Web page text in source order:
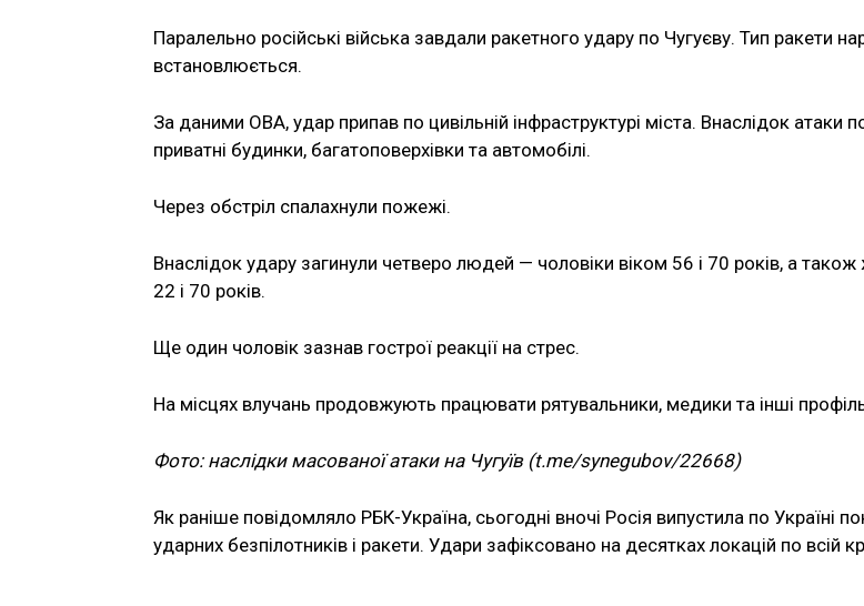
Паралельно російські війська завдали ракетного удару по Чугуєву. Тип ракети
встановлюється.
За даними ОВА, удар припав по цивільній інфраструктурі міста. Внаслідок атаки
приватні будинки, багатоповерхівки та автомобілі.
Через обстріл спалахнули пожежі.
Внаслідок удару загинули четверо людей — чоловіки віком 56 і 70 років, а також
22 і 70 років.
Ще один чоловік зазнав гострої реакції на стрес.
На місцях влучань продовжують працювати рятувальники, медики та інші
Фото: наслідки масованої атаки на Чугуїв (t.me/synegubov/22668)
Як раніше повідомляло РБК-Україна, сьогодні вночі Росія випустила по Україні
ударних безпілотників і ракети. Удари зафіксовано на десятках локацій по всій